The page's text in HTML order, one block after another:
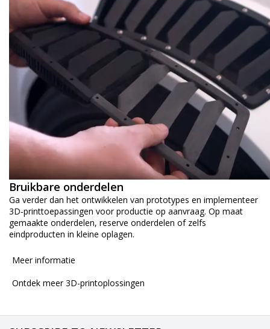
Bruikbare onderdelen
Ga verder dan het ontwikkelen van prototypes en implementeer
3D‑printtoepassingen voor productie op aanvraag. Op maat
gemaakte onderdelen, reserve onderdelen of zelfs
eindproducten in kleine oplagen.
Meer informatie
Ontdek meer 3D-printoplossingen